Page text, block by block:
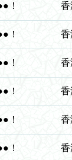
！ 香
！ 香
！ 香
！ 香
！ 香
！ 香